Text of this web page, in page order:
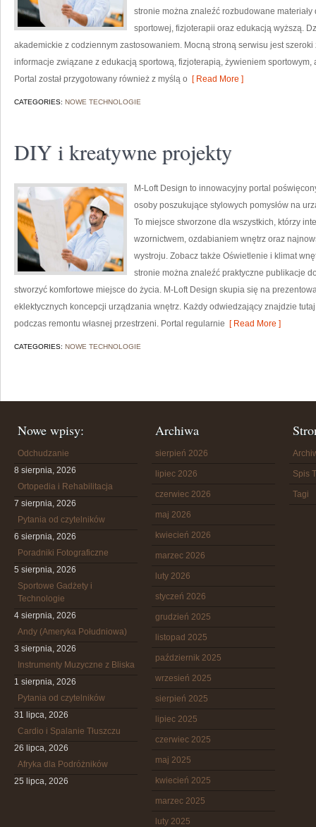
stronie można znaleźć rozbudowane
sportowej, fizjoterapii oraz edukacją wyższą.
akademickie z codziennym zastosowaniem. Mocną stroną serwisu jest
informacje związane z edukacją sportową, fizjoterapią, żywieniem
Portal został przygotowany również z myślą o [ Read More ]
CATEGORIES: NOWE TECHNOLOGIE
DIY i kreatywne projekty
M-Loft Design to innowacyjny portal
osoby poszukujące stylowych pomysłów na
To miejsce stworzone dla wszystkich, którzy
wzornictwem, ozdabianiem wnętrz oraz
wystroju. Zobacz także Oświetlenie i klimat
stronie można znaleźć praktyczne publikacje
stworzyć komfortowe miejsce do życia. M-Loft Design skupia się na
eklektycznych koncepcji urządzania wnętrz. Każdy odwiedzający znajdzie
podczas remontu własnej przestrzeni. Portal regularnie [ Read More ]
CATEGORIES: NOWE TECHNOLOGIE
Nowe wpisy:
Odchudzanie
8 sierpnia, 2026
Ortopedia i Rehabilitacja
7 sierpnia, 2026
Pytania od czytelników
6 sierpnia, 2026
Poradniki Fotograficzne
5 sierpnia, 2026
Sportowe Gadżety i
Technologie
4 sierpnia, 2026
Andy (Ameryka Południowa)
3 sierpnia, 2026
Instrumenty Muzyczne z Bliska
1 sierpnia, 2026
Pytania od czytelników
31 lipca, 2026
Cardio i Spalanie Tłuszczu
26 lipca, 2026
Afryka dla Podróżników
25 lipca, 2026
Archiwa
sierpień 2026
lipiec 2026
czerwiec 2026
maj 2026
kwiecień 2026
marzec 2026
luty 2026
styczeń 2026
grudzień 2025
listopad 2025
październik 2025
wrzesień 2025
sierpień 2025
lipiec 2025
czerwiec 2025
maj 2025
kwiecień 2025
marzec 2025
luty 2025
Spis
Tagi